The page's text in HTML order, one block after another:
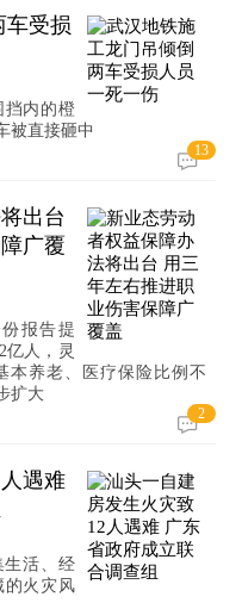
车受损
挡内的橙
被直接砸中
13
出台
广覆
报告提
亿人，灵
本养老、医疗保险比例不
扩大
2
遇难
生活、经
的火灾风